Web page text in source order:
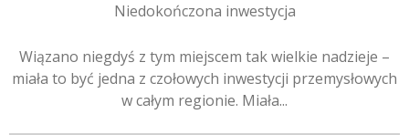
Niedokończona inwestycja
Wiązano niegdyś z tym miejscem tak wielkie nadzieje –
miała to być jedna z czołowych inwestycji przemysłowych
w całym regionie. Miała...